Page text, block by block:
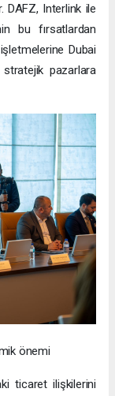
DAFZ, Interlink ile
bu fırsatlardan
Dubai
pazarlara
önemi
ticaret ilişkilerini